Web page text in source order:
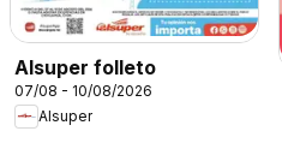
Alsuper folleto
07/08 - 10/08/2026
Alsuper